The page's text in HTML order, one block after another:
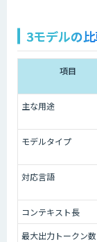
3モデルの
項目
主な用途
モデルタイプ
対応言語
コンテキスト長
最大出力トークン数